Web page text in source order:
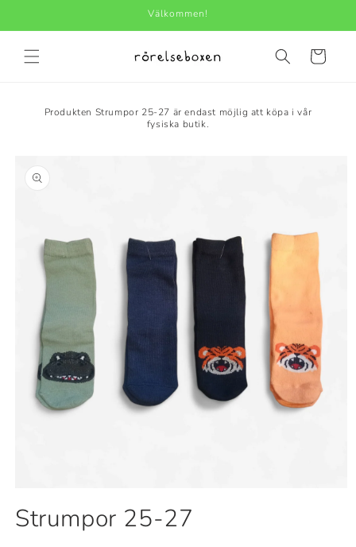
Välkommen!
Varukorg
Produkten Strumpor 25-27 är endast möjlig att köpa i vår
fysiska butik.
1
Strumpor 25-27